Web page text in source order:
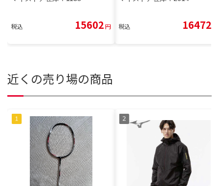
税込 15602円 税込 16472
近くの売り場の商品